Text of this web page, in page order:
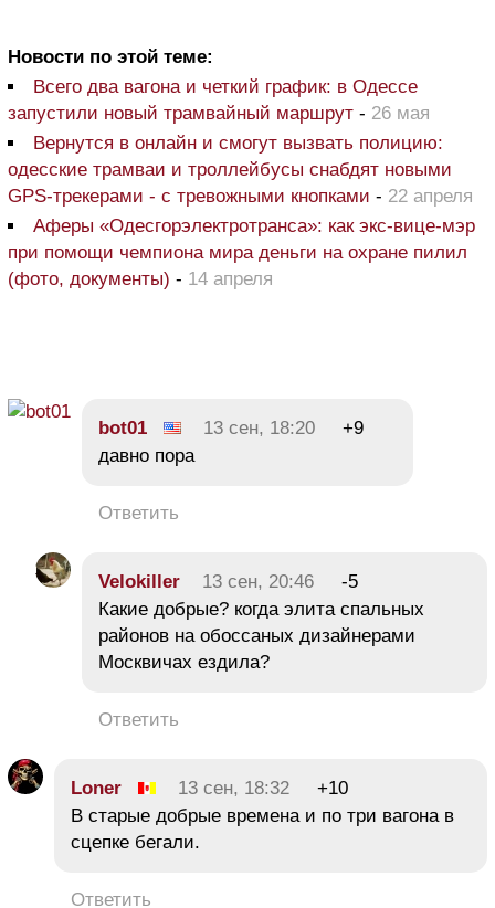
Новости по этой теме:
Всего два вагона и четкий график: в Одессе
запустили новый трамвайный маршрут - 26 мая
Вернутся в онлайн и смогут вызвать полицию:
одесские трамваи и троллейбусы снабдят новыми
GPS-трекерами - с тревожными кнопками - 22 апреля
Аферы «Одесгорэлектротранса»: как экс-вице-мэр
при помощи чемпиона мира деньги на охране пилил
(фото, документы) - 14 апреля
bot01 13 сен, 18:20
+9
давно пора
Ответить
Velokiller 13 сен, 20:46
-5
Какие добрые? когда элита спальных
районов на обоссаных дизайнерами
Москвичах ездила?
Ответить
Loner 13 сен, 18:32
+10
В старые добрые времена и по три вагона в
сцепке бегали.
Ответить